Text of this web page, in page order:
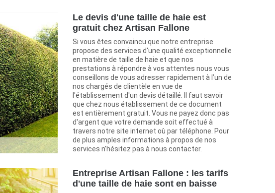
Le devis d'une taille de haie est
gratuit chez Artisan Fallone
Si vous êtes convaincu que notre entreprise
propose des services d'une qualité exceptionnelle
en matière de taille de haie et que nos
prestations à répondre à vos attentes nous vous
conseillons de vous adresser rapidement à l’un de
nos chargés de clientèle en vue de
l'établissement d'un devis détaillé. Il faut savoir
que chez nous établissement de ce document
est entièrement gratuit. Vous ne payez donc pas
d'argent que votre demande soit effectué à
travers notre site internet où par téléphone. Pour
de plus amples informations à propos de nos
services n'hésitez pas à nous contacter.
Entreprise Artisan Fallone : les tarifs
d'une taille de haie sont en baisse